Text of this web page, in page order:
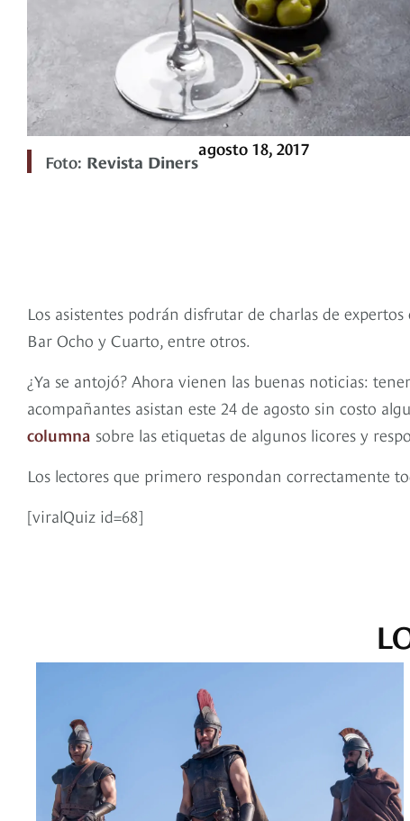
Foto: Revista Diners
agosto 18, 2017
Los asistentes podrán disfrutar de charlas de
Bar Ocho y Cuarto, entre otros.
¿Ya se antojó? Ahora vienen las buenas noticias:
acompañantes asistan este 24 de agosto sin costo
columna sobre las etiquetas de algunos licores y
Los lectores que primero respondan correctamente
[viralQuiz id=68]